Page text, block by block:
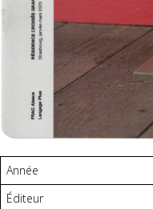
Année
Éditeur